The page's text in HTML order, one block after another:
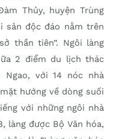
Thủy, huyện Trùng
sản độc đáo nằm trên
thần tiên”. Ngôi làng
2 điểm du lịch thác
Ngao, với 14 nóc nhà
hướng về dòng suối
với những ngôi nhà
làng được Bộ Văn hóa,